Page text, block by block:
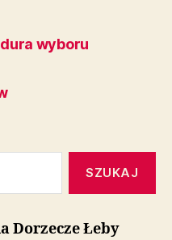
wyboru
Dorzecze Łeby